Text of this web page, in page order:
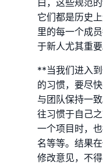
它们都是历史
里的每一个成
于新人尤其重要
**当我们进入
的习惯，要尽
与团队保持一
往习惯于自己
一个项目时，
名等等。结果
修改意见，不